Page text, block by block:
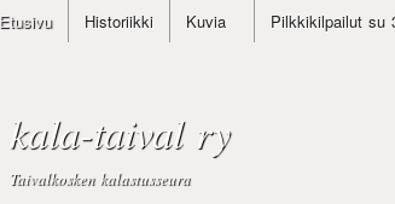
Etusivu Historiikki Kuvia Pilkkikilpailut su
kala-taival ry
Taivalkosken kalastusseura